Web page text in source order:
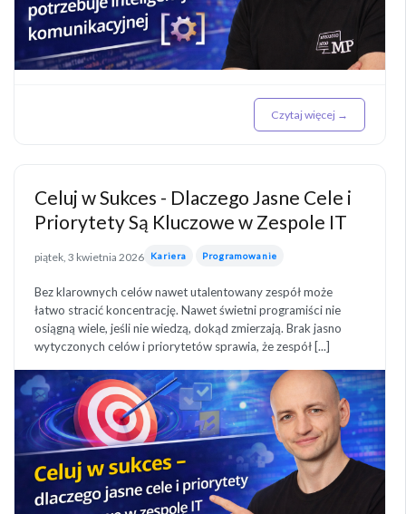
Czytaj więcej →
Celuj w Sukces - Dlaczego Jasne Cele i
Priorytety Są Kluczowe w Zespole IT
piątek, 3 kwietnia 2026 Kariera Programowanie
Bez klarownych celów nawet utalentowany zespół może
łatwo stracić koncentrację. Nawet świetni programiści nie
osiągną wiele, jeśli nie wiedzą, dokąd zmierzają. Brak jasno
wytyczonych celów i priorytetów sprawia, że zespół [...]